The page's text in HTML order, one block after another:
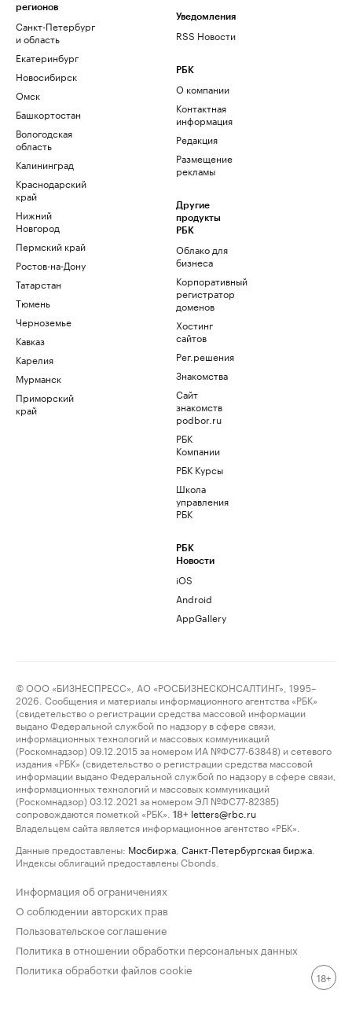
регионов
Санкт-Петербург
и область
Екатеринбург
Новосибирск
Омск
Башкортостан
Вологодская
область
Калининград
Краснодарский
край
Нижний
Новгород
Пермский край
Ростов-на-Дону
Татарстан
Тюмень
Черноземье
Кавказ
Карелия
Мурманск
Приморский
край
Уведомления
RSS Новости
РБК
О компании
Контактная
информация
Редакция
Размещение
рекламы
Другие
продукты
РБК
Облако для
бизнеса
Корпоративный
регистратор
доменов
Хостинг
сайтов
Рег.решения
Знакомства
Сайт
знакомств
podbor.ru
РБК
Компании
РБК Курсы
Школа
управления
РБК
РБК
Новости
iOS
Android
AppGallery
© ООО «БИЗНЕСПРЕСС», АО «РОСБИЗНЕСКОНСАЛТИНГ», 1995–
2026. Сообщения и материалы информационного агентства «РБК»
(свидетельство о регистрации средства массовой информации
выдано Федеральной службой по надзору в сфере связи,
информационных технологий и массовых коммуникаций
(Роскомнадзор) 09.12.2015 за номером ИА №ФС77-63848) и сетевого
издания «РБК» (свидетельство о регистрации средства массовой
информации выдано Федеральной службой по надзору в сфере связи,
информационных технологий и массовых коммуникаций
(Роскомнадзор) 03.12.2021 за номером ЭЛ №ФС77-82385)
сопровождаются пометкой «РБК».
18+ letters@rbc.ru
Владельцем сайта является информационное агентство «РБК».
Данные предоставлены: Мосбиржа Санкт-Петербургская биржа
Индексы облигаций предоставлены Cbonds.
Информация об ограничениях
О соблюдении авторских прав
Пользовательское соглашение
Политика в отношении обработки персональных данных
Политика обработки файлов cookie
18+